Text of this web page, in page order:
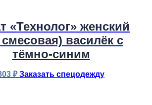
«Технолог» женский
смесовая) василёк с
тёмно-синим
₽ Заказать спецодежду